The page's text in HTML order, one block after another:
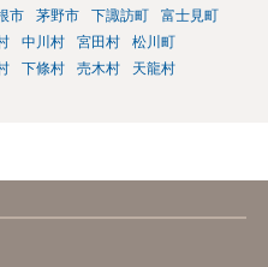
市 茅野市 下諏訪町
富士見町
中川村 宮田村
松川町
下條村 売木村
天龍村